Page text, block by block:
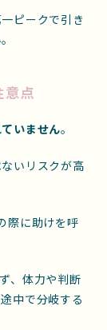
ピークで引き
意点
いません。
いリスクが高
際に助けを呼
、体力や判断
中で分岐する